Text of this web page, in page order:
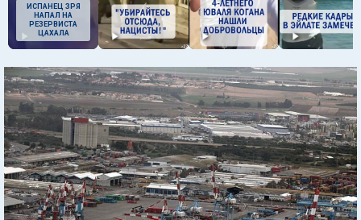
ИСПАНЕЦ ЗРЯ
НАПАЛ НА
РЕЗЕРВИСТА
ЦАХАЛА